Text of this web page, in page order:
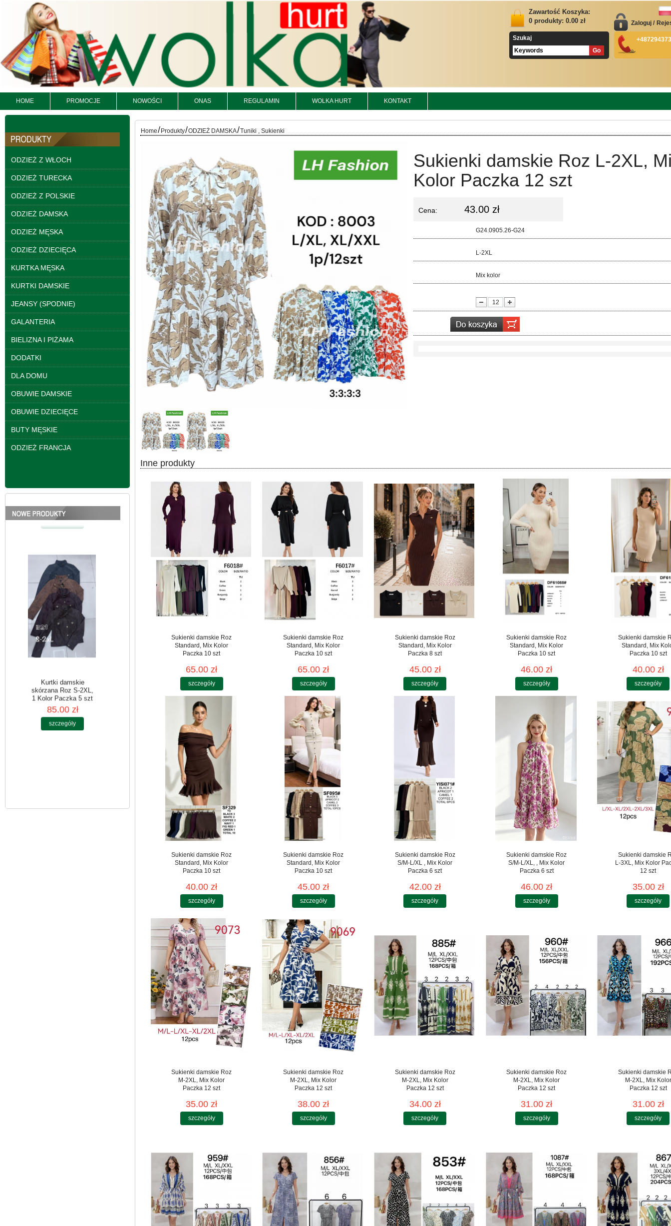
Zawartość Koszyka:
0 produkty: 0.00 zł
Szukaj
Zaloguj /
HOME PROMOCJE NOWOŚCI ONAS REGULAMIN WOLKA HURT KONTAKT
ODZIEŻ Z WŁOCH
ODZIEŻ TURECKA
ODZIEŻ Z POLSKIE
ODZIEŻ DAMSKA
ODZIEŻ MĘSKA
ODZIEŻ DZIECIĘCA
KURTKA MĘSKA
KURTKI DAMSKIE
JEANSY (SPODNIE)
GALANTERIA
BIELIZNA I PIŻAMA
DODATKI
DLA DOMU
OBUWIE DAMSKIE
OBUWIE DZIECIĘCE
BUTY MĘSKIE
ODZIEŻ FRANCJA
Kurtki damskie
95.00 zł
Kurtki damskie
skórzana Roz S-XL, 1
Kolor Paczka 5 szt
95.00 zł
Kurtki damskie
szczegóły
Kurtki damskie
skórzana Roz S-2XL,
Home/ Produkty/ODZIEŻ DAMSKA/Tuniki , Sukienki
Sukienki damskie Roz L-2XL,
Kolor Paczka 12 szt
Cena: 43.00 zł
G24.0905.26-G24
L-2XL
Mix kolor
Inne produkty
Sukienki damskie Roz
Standard, Mix Kolor
Paczka 10 szt
65.00 zł
szczegóły
Sukienki damskie Roz
Standard, Mix Kolor
Paczka 10 szt
65.00 zł
szczegóły
Sukienki damskie Roz
Standard, Mix Kolor
Paczka 8 szt
45.00 zł
szczegóły
Sukienki damskie Roz
Standard, Mix Kolor
Paczka 10 szt
46.00 zł
szczegóły
Sukienki damskie
Standard, Mix
Paczka 10 szt
40.00 zł
szczegóły
Sukienki damskie Roz
Standard, Mix Kolor
Paczka 10 szt
40.00 zł
szczegóły
Sukienki damskie Roz
Standard, Mix Kolor
Paczka 10 szt
45.00 zł
szczegóły
Sukienki damskie Roz
S/M-L/XL , Mix Kolor
Paczka 6 szt
42.00 zł
szczegóły
Sukienki damskie Roz
S/M-L/XL, , Mix Kolor
Paczka 6 szt
46.00 zł
szczegóły
Sukienki damskie
L-3XL, Mix Kolor
12 szt
35.00 zł
szczegóły
Sukienki damskie Roz
M-2XL, Mix Kolor
Paczka 12 szt
35.00 zł
szczegóły
Sukienki damskie Roz
M-2XL, Mix Kolor
Paczka 12 szt
38.00 zł
szczegóły
Sukienki damskie Roz
M-2XL, Mix Kolor
Paczka 12 szt
34.00 zł
szczegóły
Sukienki damskie Roz
M-2XL, Mix Kolor
Paczka 12 szt
31.00 zł
szczegóły
Sukienki damskie
M-2XL, Mix Kolor
Paczka 12 szt
31.00 zł
szczegóły